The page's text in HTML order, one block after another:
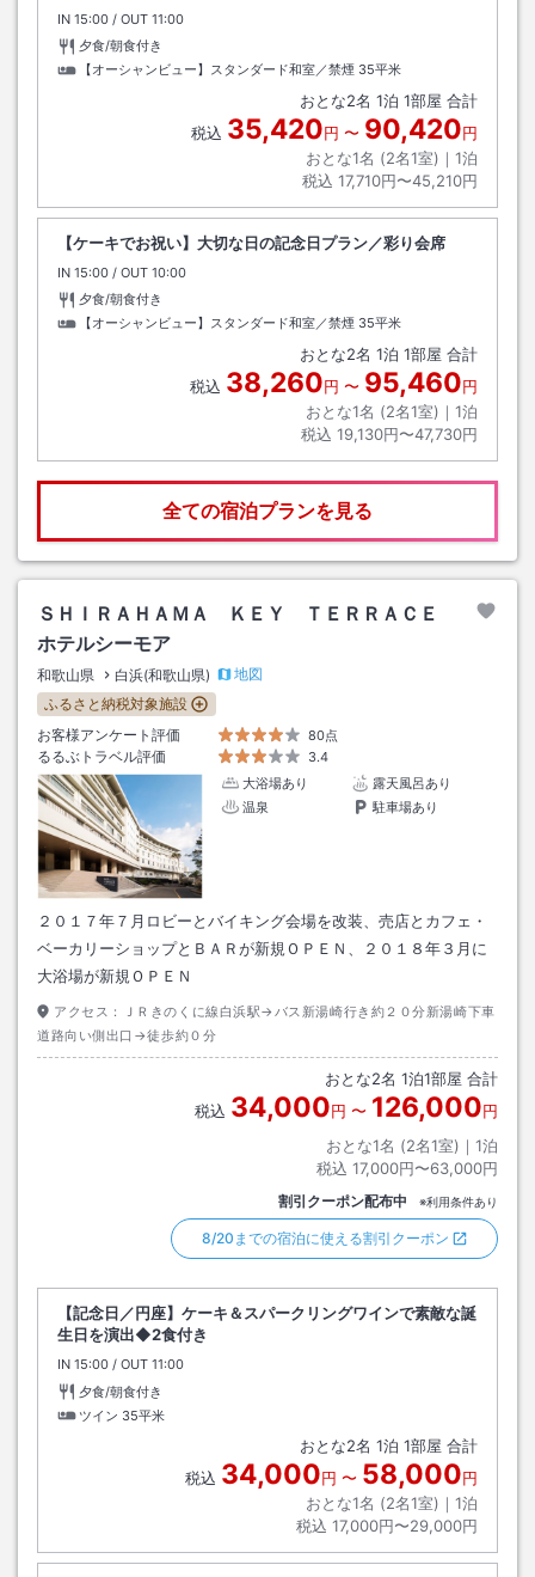
IN チェックイン
15:00 / OUT チェックアウト
11:00
夕食/朝食付き
【オーシャンビュー】スタンダード和室／禁煙 35平米
おとな2名 1泊 1部屋 合計
税込 35,420円 〜 90,420円
おとな1名 (2名1室)｜ 1泊
税込 17,710円〜45,210円
【ケーキでお祝い】大切な日の記念日プラン／彩り会席
IN チェックイン
15:00 / OUT チェックアウト
10:00
夕食/朝食付き
【オーシャンビュー】スタンダード和室／禁煙 35平米
おとな2名 1泊 1部屋 合計
税込 38,260円 〜 95,460円
おとな1名 (2名1室)｜ 1泊
税込 19,130円〜47,730円
全ての宿泊プランを見る
ＳＨＩＲＡＨＡＭＡ ＫＥＹ ＴＥＲＲＡＣＥ
ホテルシーモア
和歌山県 白浜(和歌山県)
地図
ふるさと納税対象施設
お客様アンケート評価
80点
るるぶトラベル評価
3.4
大浴場あり
露天風呂あり
温泉
駐車場あり
２０１７年７月ロビーとバイキング会場を改装、売店とカフェ・
ベーカリーショップとＢＡＲが新規ＯＰＥＮ、２０１８年３月に
大浴場が新規ＯＰＥＮ
アクセス：
ＪＲきのくに線白浜駅→バス新湯崎行き約２０分新湯崎下車
道路向い側出口→徒歩約０分
おとな2名 1泊1部屋 合計
税込 34,000円 〜 126,000円
おとな1名 (2名1室)｜ 1泊
税込 17,000円〜63,000円
割引クーポン配布中 ※利用条件あり
8/20までの宿泊に使える割引クーポン
【記念日／円座】ケーキ＆スパークリングワインで素敵な誕
生日を演出◆2食付き
IN チェックイン
15:00 / OUT チェックアウト
11:00
夕食/朝食付き
ツイン 35平米
おとな2名 1泊 1部屋 合計
税込 34,000円 〜 58,000円
おとな1名 (2名1室)｜ 1泊
税込 17,000円〜29,000円